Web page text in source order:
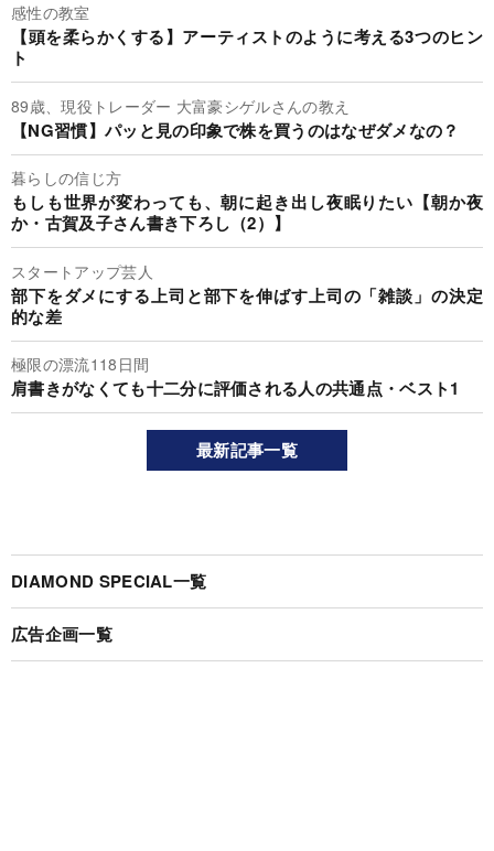
感性の教室
【頭を柔らかくする】アーティストのように考える3つのヒン
ト
89歳、現役トレーダー 大富豪シゲルさんの教え
【NG習慣】パッと見の印象で株を買うのはなぜダメなの？
暮らしの信じ方
もしも世界が変わっても、朝に起き出し夜眠りたい【朝か夜
か・古賀及子さん書き下ろし（2）】
スタートアップ芸人
部下をダメにする上司と部下を伸ばす上司の「雑談」の決定
的な差
極限の漂流118日間
肩書きがなくても十二分に評価される人の共通点・ベスト1
最新記事一覧
DIAMOND SPECIAL一覧
広告企画一覧